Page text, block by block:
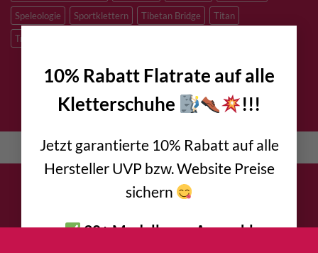
10% Rabatt Flatrate auf alle
Kletterschuhe
!!!
Jetzt garantierte 10% Rabatt auf alle
Hersteller UVP bzw. Website Preise
sichern
30+ Modelle zur Auswahl
Speleologie
Sportklettern Tibetan Bridge
Titan
Trad Klettern
DATENSCHUTZ IMPRESSUM KONTAKT AGB
English(Englisch) Deutsch